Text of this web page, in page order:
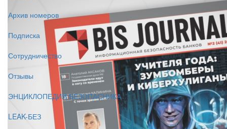
Архив номеров
Подписка
Сотрудничество
Отзывы
ЭНЦИКЛОПЕДИЯ БЕЗОПАСНИКА
LEAK-БЕЗ